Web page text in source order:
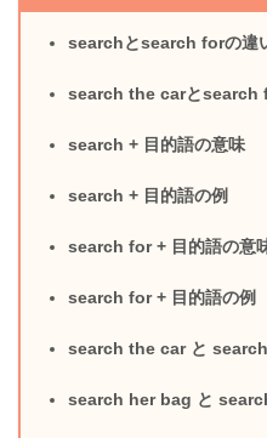
searchとsearch forの違
search the carとsearch
search + 目的語の意味
search + 目的語の例
search for + 目的語の意
search for + 目的語の例
search the car と
search her bag と